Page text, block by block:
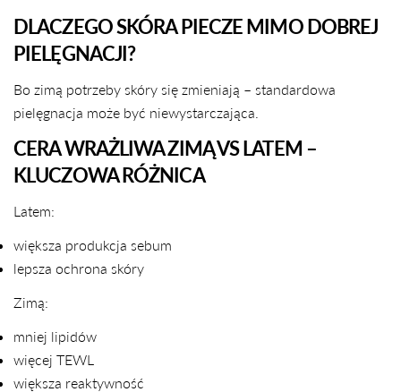
DLACZEGO SKÓRA PIECZE MIMO DOBREJ
PIELĘGNACJI?
Bo zimą potrzeby skóry się zmieniają – standardowa
pielęgnacja może być niewystarczająca.
CERA WRAŻLIWA ZIMĄ VS LATEM –
KLUCZOWA RÓŻNICA
Latem:
większa produkcja sebum
lepsza ochrona skóry
Zimą:
mniej lipidów
więcej TEWL
większa reaktywność